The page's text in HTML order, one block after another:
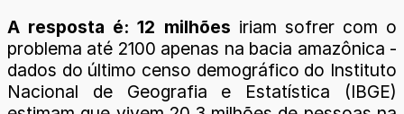
A resposta é: 12 milhões iriam sofrer com o
problema até 2100 apenas na bacia amazônica -
dados do último censo demográfico do Instituto
Nacional de Geografia e Estatística (IBGE)